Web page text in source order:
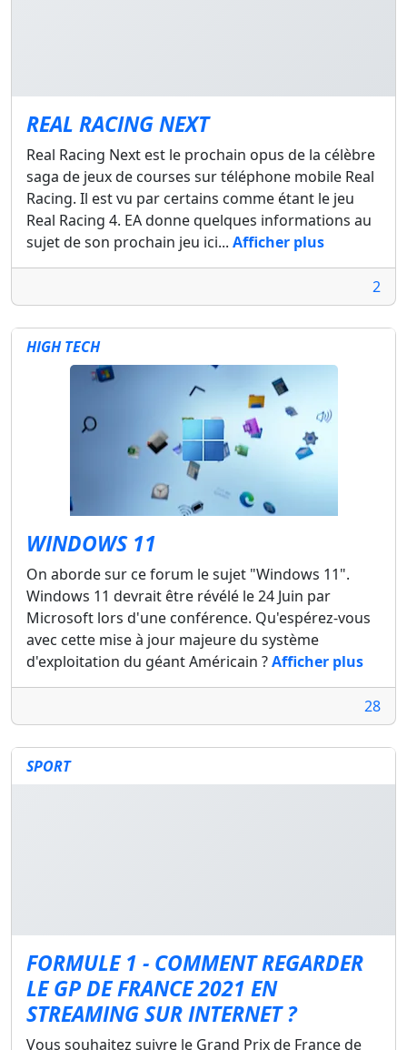
REAL RACING NEXT
Real Racing Next est le prochain opus de la célèbre
saga de jeux de courses sur téléphone mobile Real
Racing. Il est vu par certains comme étant le jeu
Real Racing 4. EA donne quelques informations au
sujet de son prochain jeu ici... Afficher plus
2
HIGH TECH
WINDOWS 11
On aborde sur ce forum le sujet "Windows 11".
Windows 11 devrait être révélé le 24 Juin par
Microsoft lors d'une conférence. Qu'espérez-vous
avec cette mise à jour majeure du système
d'exploitation du géant Américain ?Afficher plus
28
SPORT
FORMULE 1 - COMMENT REGARDER
LE GP DE FRANCE 2021 EN
STREAMING SUR INTERNET ?
Vous souhaitez suivre le Grand Prix de France de